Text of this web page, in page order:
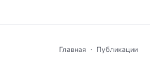
Главная Публикации